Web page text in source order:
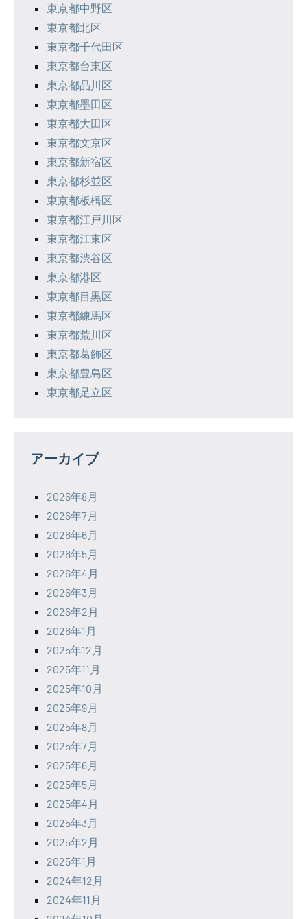
東京都中野区
東京都北区
東京都千代田区
東京都台東区
東京都品川区
東京都墨田区
東京都大田区
東京都文京区
東京都新宿区
東京都杉並区
東京都板橋区
東京都江戸川区
東京都江東区
東京都渋谷区
東京都港区
東京都目黒区
東京都練馬区
東京都荒川区
東京都葛飾区
東京都豊島区
東京都足立区
アーカイブ
2026年8月
2026年7月
2026年6月
2026年5月
2026年4月
2026年3月
2026年2月
2026年1月
2025年12月
2025年11月
2025年10月
2025年9月
2025年8月
2025年7月
2025年6月
2025年5月
2025年4月
2025年3月
2025年2月
2025年1月
2024年12月
2024年11月